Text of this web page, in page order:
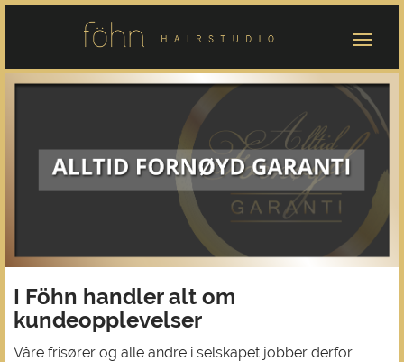
I Föhn handler alt om
kundeopplevelser
Våre frisører og alle andre i selskapet jobber derfor